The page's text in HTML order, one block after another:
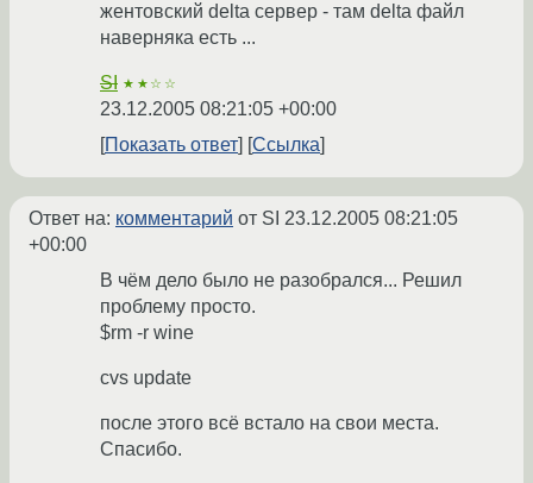
жентовский delta сервер - там delta файл
наверняка есть ...
SI ★★☆☆
23.12.2005 08:21:05 +00:00
Показать ответ
Ссылка
Ответ на: комментарий от SI 23.12.2005 08:21:05
+00:00
В чём дело было не разобрался... Решил
проблему просто.
$rm -r wine
cvs update
после этого всё встало на свои места.
Спасибо.